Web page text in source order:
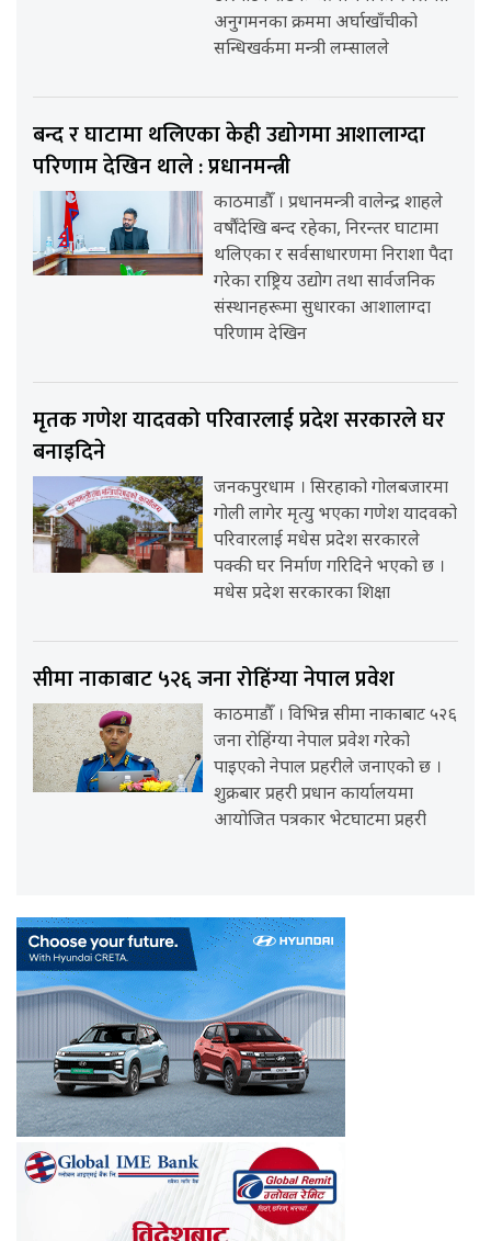
अनुगमनका क्रममा अर्घाखाँचीको
सन्धिखर्कमा मन्त्री लम्सालले
बन्द र घाटामा थलिएका केही उद्योगमा आशालाग्दा
परिणाम देखिन थाले : प्रधानमन्त्री
काठमाडौँ । प्रधानमन्त्री वालेन्द्र शाहले
वर्षौंदेखि बन्द रहेका, निरन्तर घाटामा
थलिएका र सर्वसाधारणमा निराशा पैदा
गरेका राष्ट्रिय उद्योग तथा सार्वजनिक
संस्थानहरूमा सुधारका आशालाग्दा
परिणाम देखिन
मृतक गणेश यादवको परिवारलाई प्रदेश सरकारले घर
बनाइदिने
जनकपुरधाम । सिरहाको गोलबजारमा
गोली लागेर मृत्यु भएका गणेश यादवको
परिवारलाई मधेस प्रदेश सरकारले
पक्की घर निर्माण गरिदिने भएको छ ।
मधेस प्रदेश सरकारका शिक्षा
सीमा नाकाबाट ५२६ जना रोहिंग्या नेपाल प्रवेश
काठमाडौँ । विभिन्न सीमा नाकाबाट ५२६
जना रोहिंग्या नेपाल प्रवेश गरेको
पाइएको नेपाल प्रहरीले जनाएको छ ।
शुक्रबार प्रहरी प्रधान कार्यालयमा
आयोजित पत्रकार भेटघाटमा प्रहरी